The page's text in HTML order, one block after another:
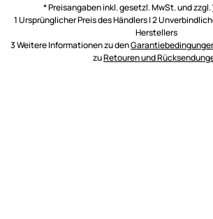
* Preisangaben inkl. gesetzl. MwSt. und zzgl.
1 Ursprünglicher Preis des Händlers | 2
Herstellers
3 Weitere Informationen zu den
zuRetouren und